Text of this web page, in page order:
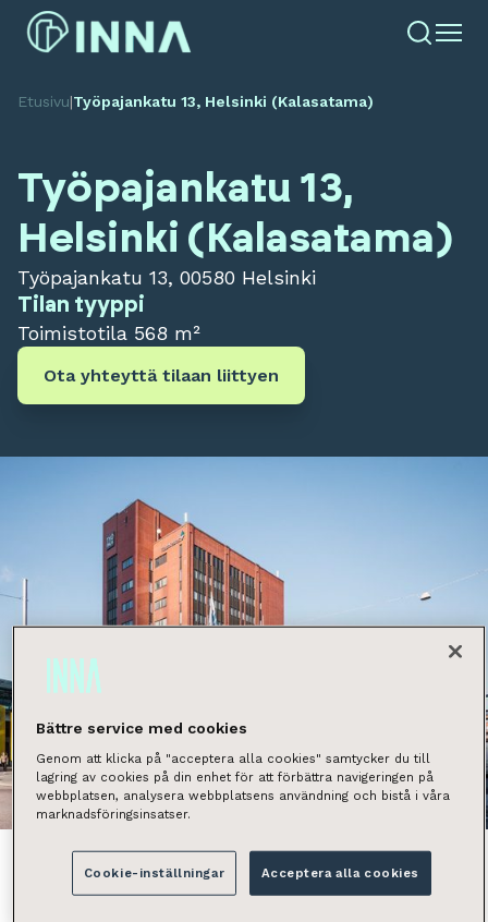
Etusivu|Työpajankatu 13, Helsinki (Kalasatama)
Työpajankatu 13,
Helsinki (Kalasatama)
Työpajankatu 13, 00580 Helsinki
Tilan tyyppi
Toimistotila 568 m²
Ota yhteyttä tilaan liittyen
Näytä kaikki kuvat
Bättre service med cookies
Genom att klicka på "acceptera alla cookies" samtycker du till
lagring av cookies på din enhet för att förbättra navigeringen på
webbplatsen, analysera webbplatsens användning och bistå i våra
marknadsföringsinsatser.
Cookie-inställningar Acceptera alla cookies